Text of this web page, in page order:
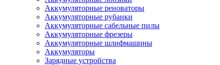
Аккумуляторные реноваторы
Аккумуляторные рубанки
Аккумуляторные сабельные пилы
Аккумуляторные фрезеры
Аккумуляторные шлифмашины
Аккумуляторы
Зарядные устройства